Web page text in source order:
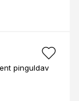
pinguldav